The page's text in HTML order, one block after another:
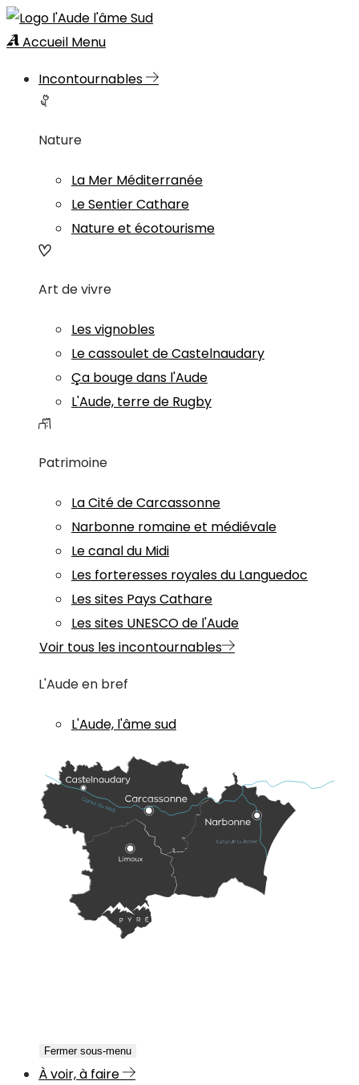
Accueil Menu
Incontournables
Nature
La Mer Méditerranée
Le Sentier Cathare
Nature et écotourisme
Art de vivre
Les vignobles
Le cassoulet de Castelnaudary
Ça bouge dans l'Aude
L'Aude, terre de Rugby
Patrimoine
La Cité de Carcassonne
Narbonne romaine et médiévale
Le canal du Midi
Les forteresses royales du Languedoc
Les sites Pays Cathare
Les sites UNESCO de l'Aude
Voir tous les incontournables
L'Aude en bref
L'Aude, l'âme sud
Fermer sous-menu
À voir, à faire